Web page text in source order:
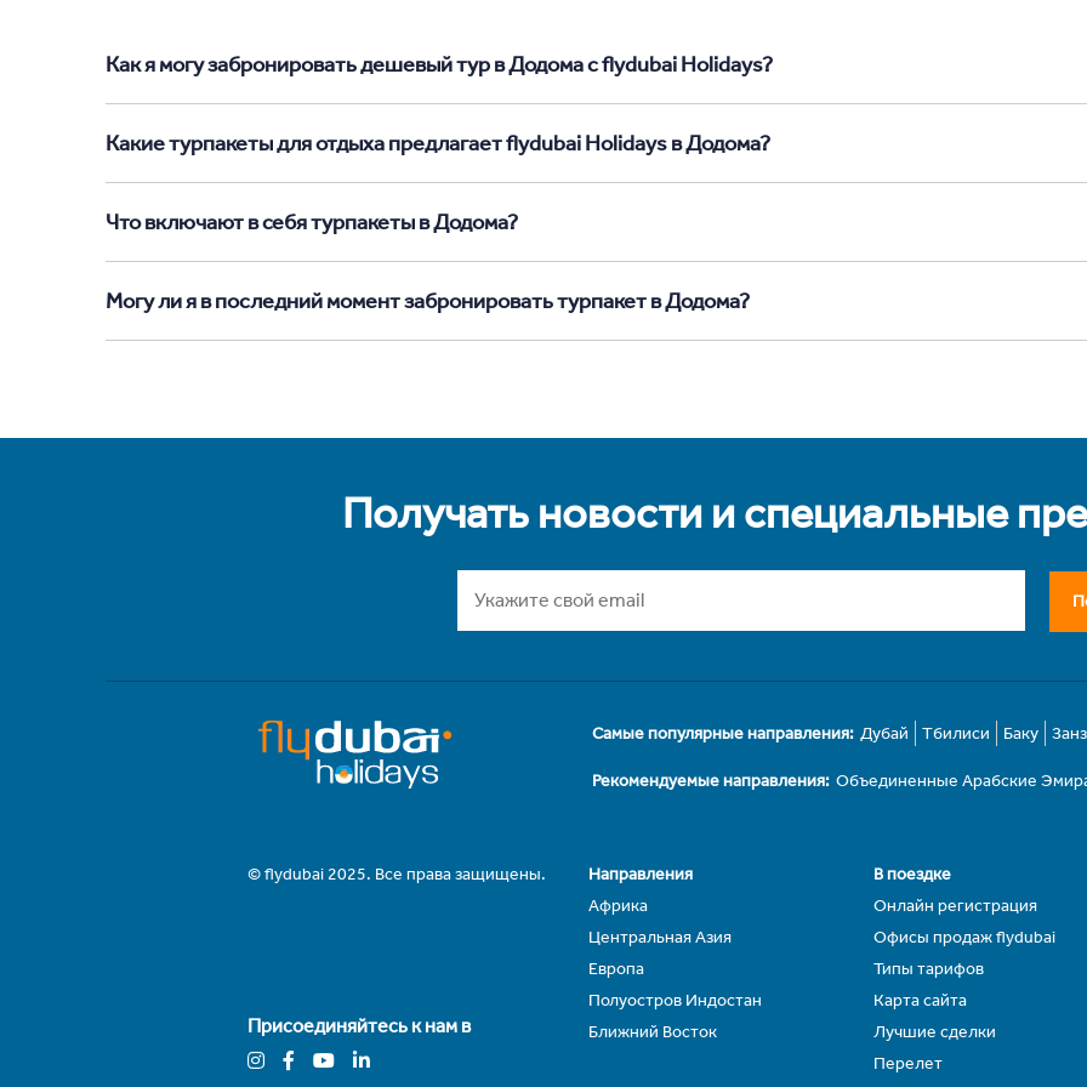
Как я могу забронировать дешевый тур в Додома с flydubai Holidays?
Какие турпакеты для отдыха предлагает flydubai Holidays в Додома?
Что включают в себя турпакеты в Додома?
Могу ли я в последний момент забронировать турпакет в Додома?
Получать новости и специальные
Самые популярные направления: Дубай Тбилиси Баку
Рекомендуемые направления: Объединенные Арабские
© flydubai 2025. Все права защищены.
Присоединяйтесь к нам в
Направления
Африка
Центральная Азия
Европа
Полуостров Индостан
Ближний Восток
В поездке
Онлайн регистрация
Офисы продаж flydubai
Типы тарифов
Карта сайта
Лучшие сделки
Перелет